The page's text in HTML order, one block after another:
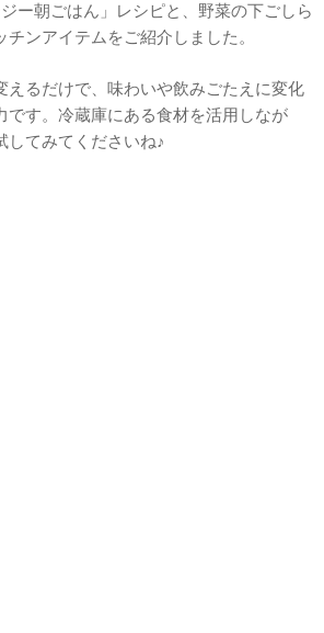
ー朝ごはん」レシピと、野菜の下ごしら
チンアイテムをご紹介しました。
えるだけで、味わいや飲みごたえに変化
です。冷蔵庫にある食材を活用しなが
してみてくださいね♪